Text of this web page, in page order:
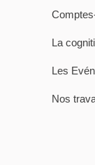
La
Les
Nos